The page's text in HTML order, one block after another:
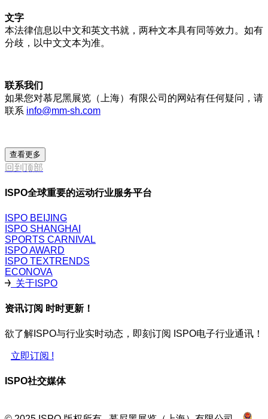
文字
本法律信息以中文和英文书就，两种文本具有同等效力。如有
分歧，以中文文本为准。
联系我们
如果您对慕尼黑展览（上海）有限公司的网站有任何疑问，请
联系 info@mm-sh.com
查看更多
回到顶部
ISPO全球重要的运动行业服务平台
ISPO BEIJING
ISPO SHANGHAI
SPORTS CARNIVAL
ISPO AWARD
ISPO TEXTRENDS
ECONOVA
关于ISPO
资讯订阅 时时更新！
欲了解ISPO与行业实时动态，即刻订阅 ISPO电子行业通讯！
立即订阅 !
ISPO社交媒体